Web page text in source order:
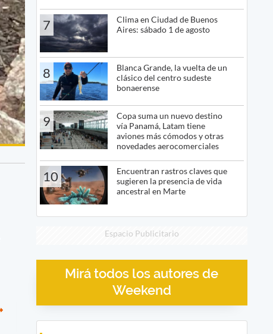
7
Clima en Ciudad de Buenos
Aires: sábado 1 de agosto
8
Blanca Grande, la vuelta de un
clásico del centro sudeste
bonaerense
9
Copa suma un nuevo destino
vía Panamá, Latam tiene
aviones más cómodos y otras
novedades aerocomerciales
10
Encuentran rastros claves que
sugieren la presencia de vida
ancestral en Marte
Espacio Publicitario
Mirá todos los autores de
Weekend